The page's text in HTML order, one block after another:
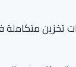
تخزين